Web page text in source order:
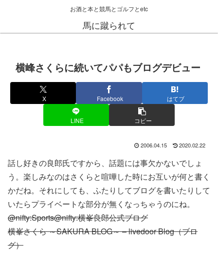
お酒と本と競馬とゴルフとetc
馬に蹴られて
横峰さくらに続いてパパもブログデビュー
X Facebook はてブ
LINE コピー
2006.04.15 2020.02.22
話し好きの良郎氏ですから、話題には事欠かないでしょ
う。楽しみなのはさくらと喧嘩した時にお互いが何と書く
かだね。それにしても、ふたりしてブログを書いたりして
いたらプライベートな部分が無くなっちゃうのにね。
@nifty:Sports@nifty:横峯良郎公式ブログ
横峯さくら ～SAKURA BLOG～ – livedoor Blog（ブロ
グ）